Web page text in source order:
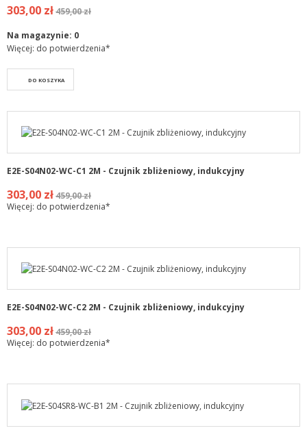
303,00 zł459,00 zł
Na magazynie: 0
Więcej: do potwierdzenia*
DO KOSZYKA
E2E-S04N02-WC-C1 2M - Czujnik zbliżeniowy, indukcyjny
303,00 zł459,00 zł
Więcej: do potwierdzenia*
E2E-S04N02-WC-C2 2M - Czujnik zbliżeniowy, indukcyjny
303,00 zł459,00 zł
Więcej: do potwierdzenia*